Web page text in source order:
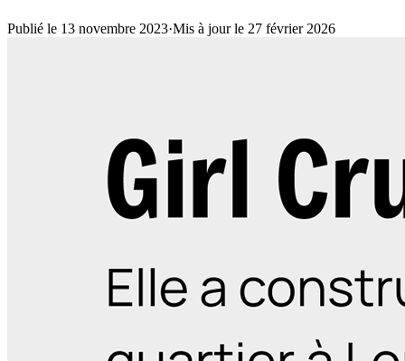
Publié le 13 novembre 2023·Mis à jour le 27 février 2026